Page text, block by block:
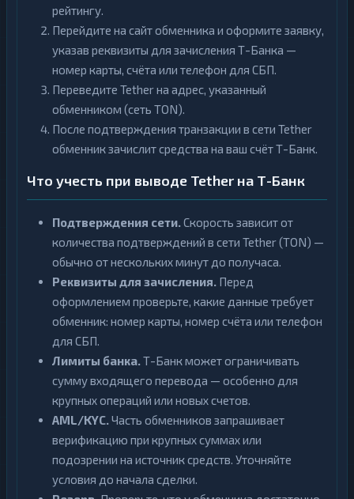
рейтингу.
Перейдите на сайт обменника и оформите заявку,
указав реквизиты для зачисления Т-Банка —
номер карты, счёта или телефон для СБП.
Переведите Tether на адрес, указанный
обменником (сеть TON).
После подтверждения транзакции в сети Tether
обменник зачислит средства на ваш счёт Т-Банк.
Что учесть при выводе Tether на Т-Банк
Подтверждения сети.Скорость зависит от
количества подтверждений в сети Tether (TON) —
обычно от нескольких минут до получаса.
Реквизиты для зачисления. Перед
оформлением проверьте, какие данные требует
обменник: номер карты, номер счёта или телефон
для СБП.
Лимиты банка.Т-Банк может ограничивать
сумму входящего перевода — особенно для
крупных операций или новых счетов.
AML/KYC.Часть обменников запрашивает
верификацию при крупных суммах или
подозрении на источник средств. Уточняйте
условия до начала сделки.